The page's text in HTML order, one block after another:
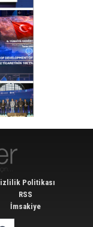
Politikası
RSS
İmsakiye